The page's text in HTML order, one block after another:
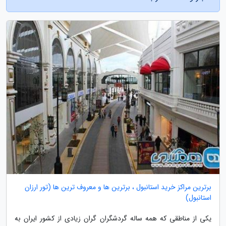
برترین مراکز خرید استانبول ، برترین ها و معروف ترین ها (تور ارزان
استانبول)
یکی از مناطقی که همه ساله گردشگران گران زیادی از کشور ایران به